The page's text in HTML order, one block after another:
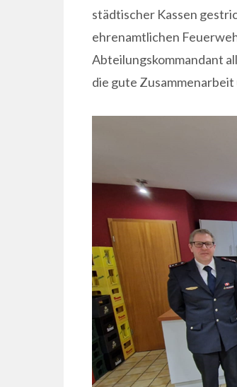
städtischer Kassen
ehrenamtlichen
Abteilungskommandant
die gute Zusammenarbeit